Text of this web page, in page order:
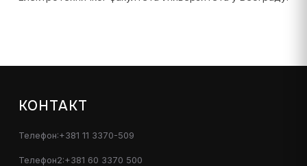
КОНТАКТ
Телефон:+381 11 3370-509
Телефон2:+381 60 3370 500